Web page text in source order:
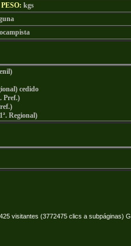
PESO: kgs
cedido
Pref.)
Regional)
visitantes (3772475 clics a subpáginas)